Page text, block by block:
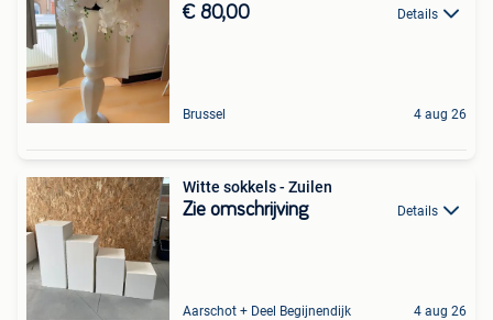
€ 80,00 Details
Brussel 4 aug 26
Witte sokkels - Zuilen
Zie omschrijving Details
Aarschot + Deel Begijnendijk 4 aug 26